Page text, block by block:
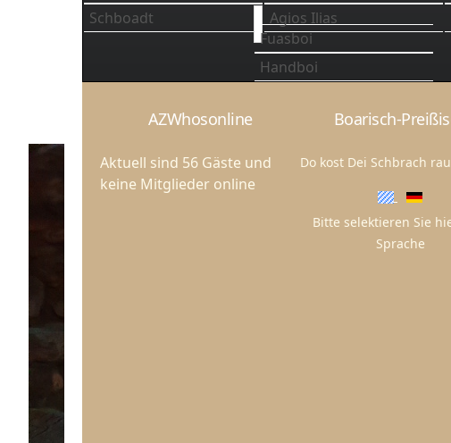
Schboadt
Fuasboi
Handboi
Agios Ilias
AZWhosonline
Aktuell sind 56 Gäste und
keine Mitglieder online
Boarisch-
Do kost Dei Schbrach
Bitte selektieren Sie
Sprache